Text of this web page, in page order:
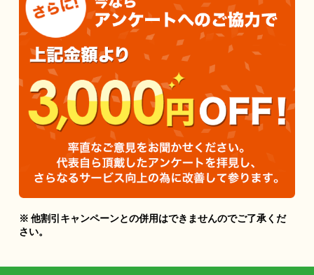
※ 他割引キャンペーンとの併用はできませんのでご了承くだ
さい。